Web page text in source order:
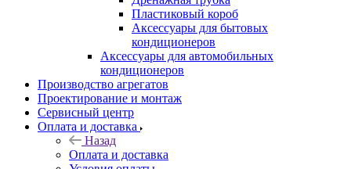
Пластиковый короб
Аксессуары для бытовых
кондиционеров
Аксессуары для автомобильных
кондиционеров
Производство агрегатов
Проектирование и монтаж
Сервисный центр
Оплата и доставка
Назад
Оплата и доставка